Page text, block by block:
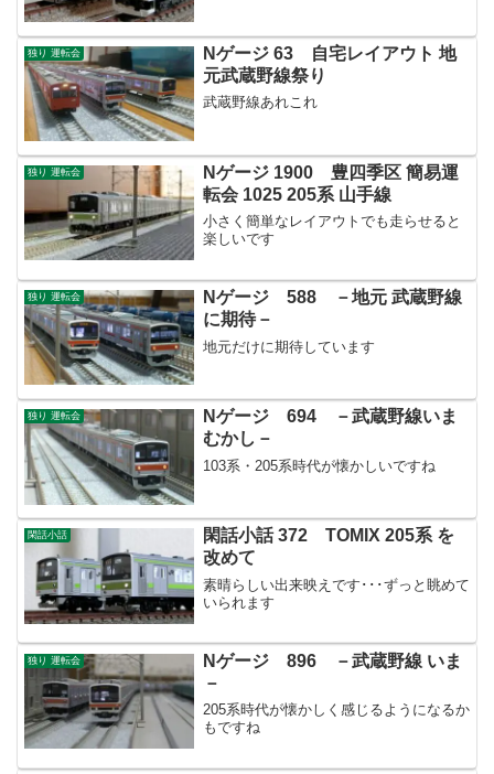
独り 運転会
Nゲージ 63 自宅レイアウト 地
元武蔵野線祭り
武蔵野線あれこれ
独り 運転会
Nゲージ 1900 豊四季区 簡易運
転会 1025 205系 山手線
小さく簡単なレイアウトでも走らせると
楽しいです
独り 運転会
Nゲージ 588 －地元 武蔵野線
に期待－
地元だけに期待しています
独り 運転会
Nゲージ 694 －武蔵野線いま
むかし－
103系・205系時代が懐かしいですね
閑話小話
閑話小話 372 TOMIX 205系 を
改めて
素晴らしい出来映えです･･･ずっと眺めて
いられます
独り 運転会
Nゲージ 896 －武蔵野線 いま
－
205系時代が懐かしく感じるようになるか
もですね